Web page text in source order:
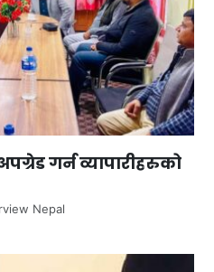
गर्न व्यापारीहरुको
Nepal